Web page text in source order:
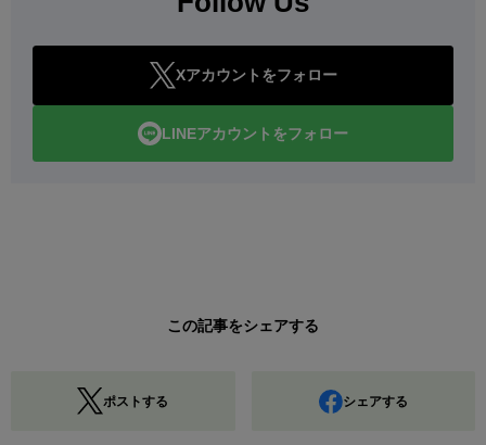
Xアカウントをフォロー
LINEアカウントをフォロー
この記事をシェアする
ポストする シェアする